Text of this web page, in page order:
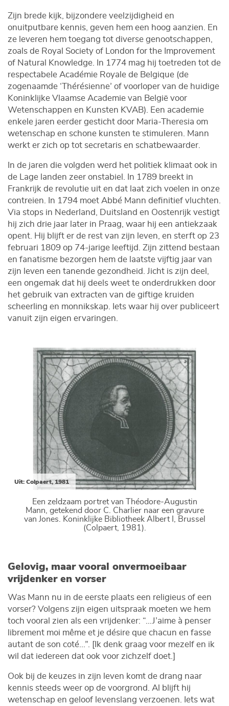
Zijn brede kijk, bijzondere veelzijdigheid en
onuitputbare kennis, geven hem een hoog aanzien. En
ze leveren hem toegang tot diverse genootschappen,
zoals de Royal Society of London for the Improvement
of Natural Knowledge. In 1774 mag hij toetreden tot de
respectabele Académie Royale de Belgique (de
zogenaamde ‘Thérésienne’ of voorloper van de huidige
Koninklijke Vlaamse Academie van België voor
Wetenschappen en Kunsten KVAB). Een academie
enkele jaren eerder gesticht door Maria-Theresia om
wetenschap en schone kunsten te stimuleren. Mann
werkt er zich op tot secretaris en schatbewaarder.
In de jaren die volgden werd het politiek klimaat ook in
de Lage landen zeer onstabiel. In 1789 breekt in
Frankrijk de revolutie uit en dat laat zich voelen in onze
contreien. In 1794 moet Abbé Mann definitief vluchten.
Via stops in Nederland, Duitsland en Oostenrijk vestigt
hij zich drie jaar later in Praag, waar hij een antiekzaak
opent. Hij blijft er de rest van zijn leven, en sterft op 23
februari 1809 op 74-jarige leeftijd. Zijn zittend bestaan
en fanatisme bezorgen hem de laatste vijftig jaar van
zijn leven een tanende gezondheid. Jicht is zijn deel,
een ongemak dat hij deels weet te onderdrukken door
het gebruik van extracten van de giftige kruiden
scheerling en monnikskap. Iets waar hij over publiceert
vanuit zijn eigen ervaringen.
Uit: Colpaert, 1981
Een zeldzaam portret van Théodore-Augustin
Mann, getekend door C. Charlier naar een gravure
van Jones. Koninklijke Bibliotheek Albert I, Brussel
(Colpaert, 1981).
Gelovig, maar vooral onvermoeibaar
vrijdenker en vorser
Was Mann nu in de eerste plaats een religieus of een
vorser? Volgens zijn eigen uitspraak moeten we hem
toch vooral zien als een vrijdenker: “...J’aime à penser
librement moi même et je désire que chacun en fasse
autant de son coté...”. [Ik denk graag voor mezelf en ik
wil dat iedereen dat ook voor zichzelf doet.]
Ook bij de keuzes in zijn leven komt de drang naar
kennis steeds weer op de voorgrond. Al blijft hij
wetenschap en geloof levenslang verzoenen. Iets wat